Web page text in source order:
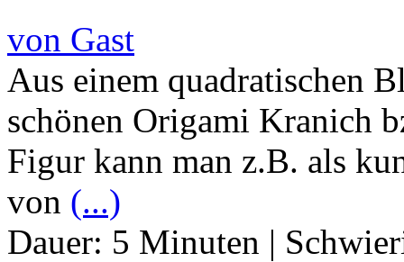
von Gast
Aus einem quadratischen
schönen Origami Kranich
Figur kann man z.B. als
von (...)
Dauer: 5 Minuten |